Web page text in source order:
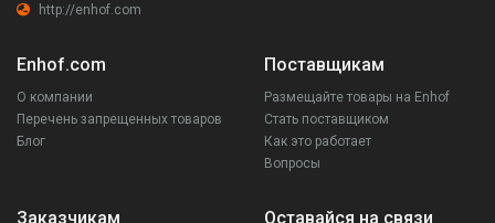
http://enhof.com
Enhof.com
О компании
Перечень запрещенных товаров
Блог
Поставщикам
Размещайте товары на Enhof
Стать поставщиком
Как это работает
Вопросы
Заказчикам Оставайся на связи